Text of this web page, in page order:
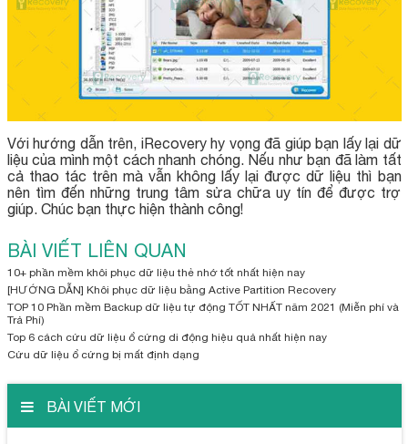
Với hướng dẫn trên, iRecovery hy vọng đã giúp bạn lấy lại dữ
liệu của mình một cách nhanh chóng. Nếu như bạn đã làm tất
cả thao tác trên mà vẫn không lấy lại được dữ liệu thì bạn
nên tìm đến những trung tâm sửa chữa uy tín để được trợ
giúp. Chúc bạn thực hiện thành công!
BÀI VIẾT LIÊN QUAN
10+ phần mềm khôi phục dữ liệu thẻ nhớ tốt nhất hiện nay
[HƯỚNG DẪN] Khôi phục dữ liệu bằng Active Partition Recovery
TOP 10 Phần mềm Backup dữ liệu tự động TỐT NHẤT năm 2021 (Miễn phí và
Trả Phí)
Top 6 cách cứu dữ liệu ổ cứng di động hiệu quả nhất hiện nay
Cứu dữ liệu ổ cứng bị mất định dạng
BÀI VIẾT MỚI